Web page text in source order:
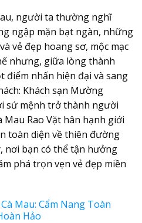
người ta thường nghĩ
ngập mặn bạt ngàn, những
vẻ đẹp hoang sơ, mộc mạc
nhưng, giữa lòng thành
điểm nhấn hiện đại và sang
Khách sạn Mường
sứ mệnh trở thành người
Mau Rao Vặt hân hạnh giới
toàn diện về thiên đường
nơi bạn có thể tận hưởng
phá trọn vẹn vẻ đẹp miền
Mau: Cẩm Nang Toàn
Hảo